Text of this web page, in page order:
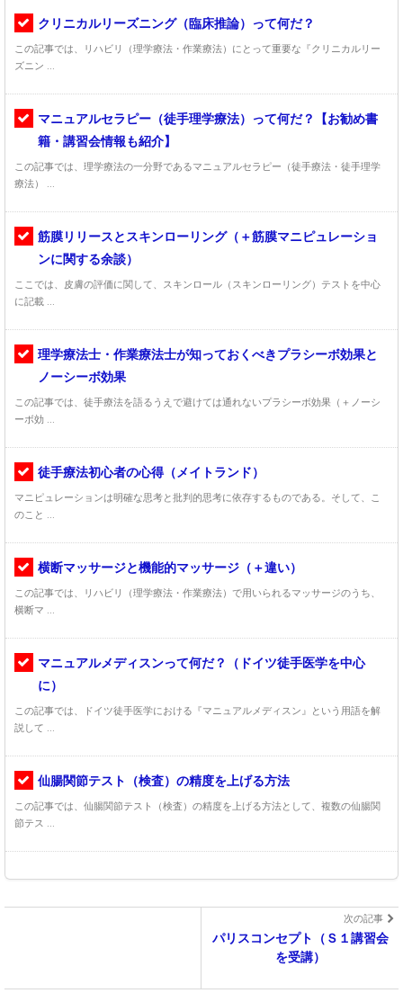
クリニカルリーズニング（臨床推論）って何だ？
この記事では、リハビリ（理学療法・作業療法）にとって重要な『クリニカルリー
ズニン ...
マニュアルセラピー（徒手理学療法）って何だ？【お勧め書
籍・講習会情報も紹介】
この記事では、理学療法の一分野であるマニュアルセラピー（徒手療法・徒手理学
療法） ...
筋膜リリースとスキンローリング（＋筋膜マニピュレーショ
ンに関する余談）
ここでは、皮膚の評価に関して、スキンロール（スキンローリング）テストを中心
に記載 ...
理学療法士・作業療法士が知っておくべきプラシーボ効果と
ノーシーボ効果
この記事では、徒手療法を語るうえで避けては通れないプラシーボ効果（＋ノーシ
ーボ効 ...
徒手療法初心者の心得（メイトランド）
マニピュレーションは明確な思考と批判的思考に依存するものである。そして、こ
のこと ...
横断マッサージと機能的マッサージ（＋違い）
この記事では、リハビリ（理学療法・作業療法）で用いられるマッサージのうち、
横断マ ...
マニュアルメディスンって何だ？（ドイツ徒手医学を中心
に）
この記事では、ドイツ徒手医学における『マニュアルメディスン』という用語を解
説して ...
仙腸関節テスト（検査）の精度を上げる方法
この記事では、仙腸関節テスト（検査）の精度を上げる方法として、複数の仙腸関
節テス ...
次の記事
パリスコンセプト（Ｓ１講習会
を受講）